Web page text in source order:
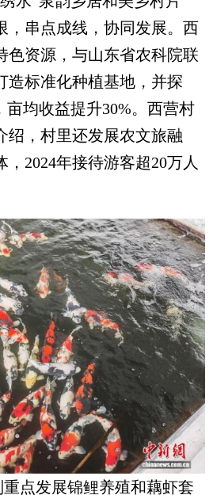
，串点成线，协同发展。西
色资源，与山东省农科院联
造标准化种植基地，并探
亩均收益提升30%。西营村
绍，村里还发展农文旅融
2024年接待游客超20万人
点发展锦鲤养殖和藕虾套